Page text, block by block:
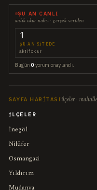
ŞU AN CANLI
anlık okur nabzı · gerçek veriden
1
ŞU AN SITEDE
aktif okur
Bugün0 yorum onaylandı.
SAYFA HARITASI ilçeler ·
İLÇELER
İnegöl
Nilüfer
Osmangazi
Yıldırım
Mudanya